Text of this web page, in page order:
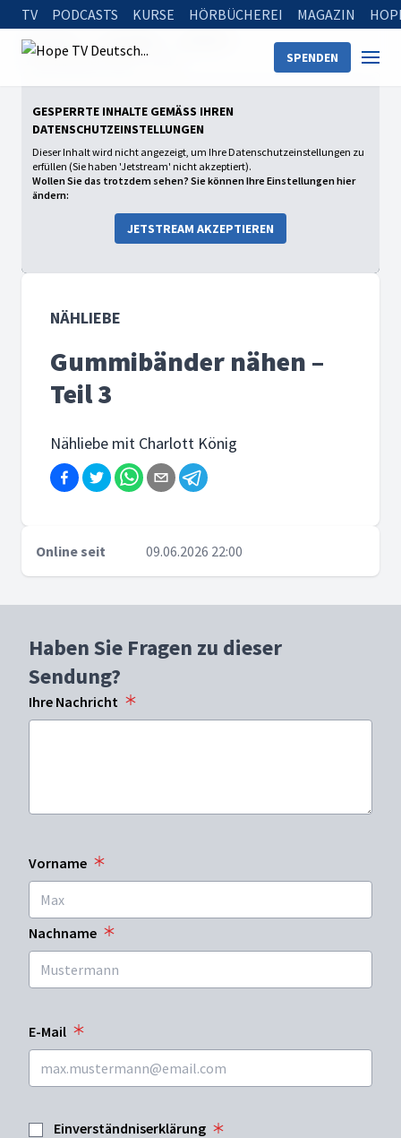
TV PODCASTS KURSE HÖRBÜCHEREI MAGAZIN
SPENDEN
Startseite
Gummibänder nähen – Teil 3
GESPERRTE INHALTE GEMÄSS IHREN D
ATENSCHUTZEINSTELLUNGEN
Dieser Inhalt wird nicht angezeigt, um Ihre Datenschutzeinstellungen zu
erfüllen (Sie haben 'Jetstream' nicht akzeptiert).
Wollen Sie das trotzdem sehen? Sie können Ihre Einstellungen hier
ändern:
JETSTREAM AKZEPTIEREN
NÄHLIEBE
Gummibänder nähen –
Teil 3
Nähliebe mit Charlott König
Online seit 09.06.2026 22:00
Haben Sie Fragen zu dieser
Sendung?
Ihre Nachricht
Vorname
Nachname
E-Mail
Einverständniserklärung